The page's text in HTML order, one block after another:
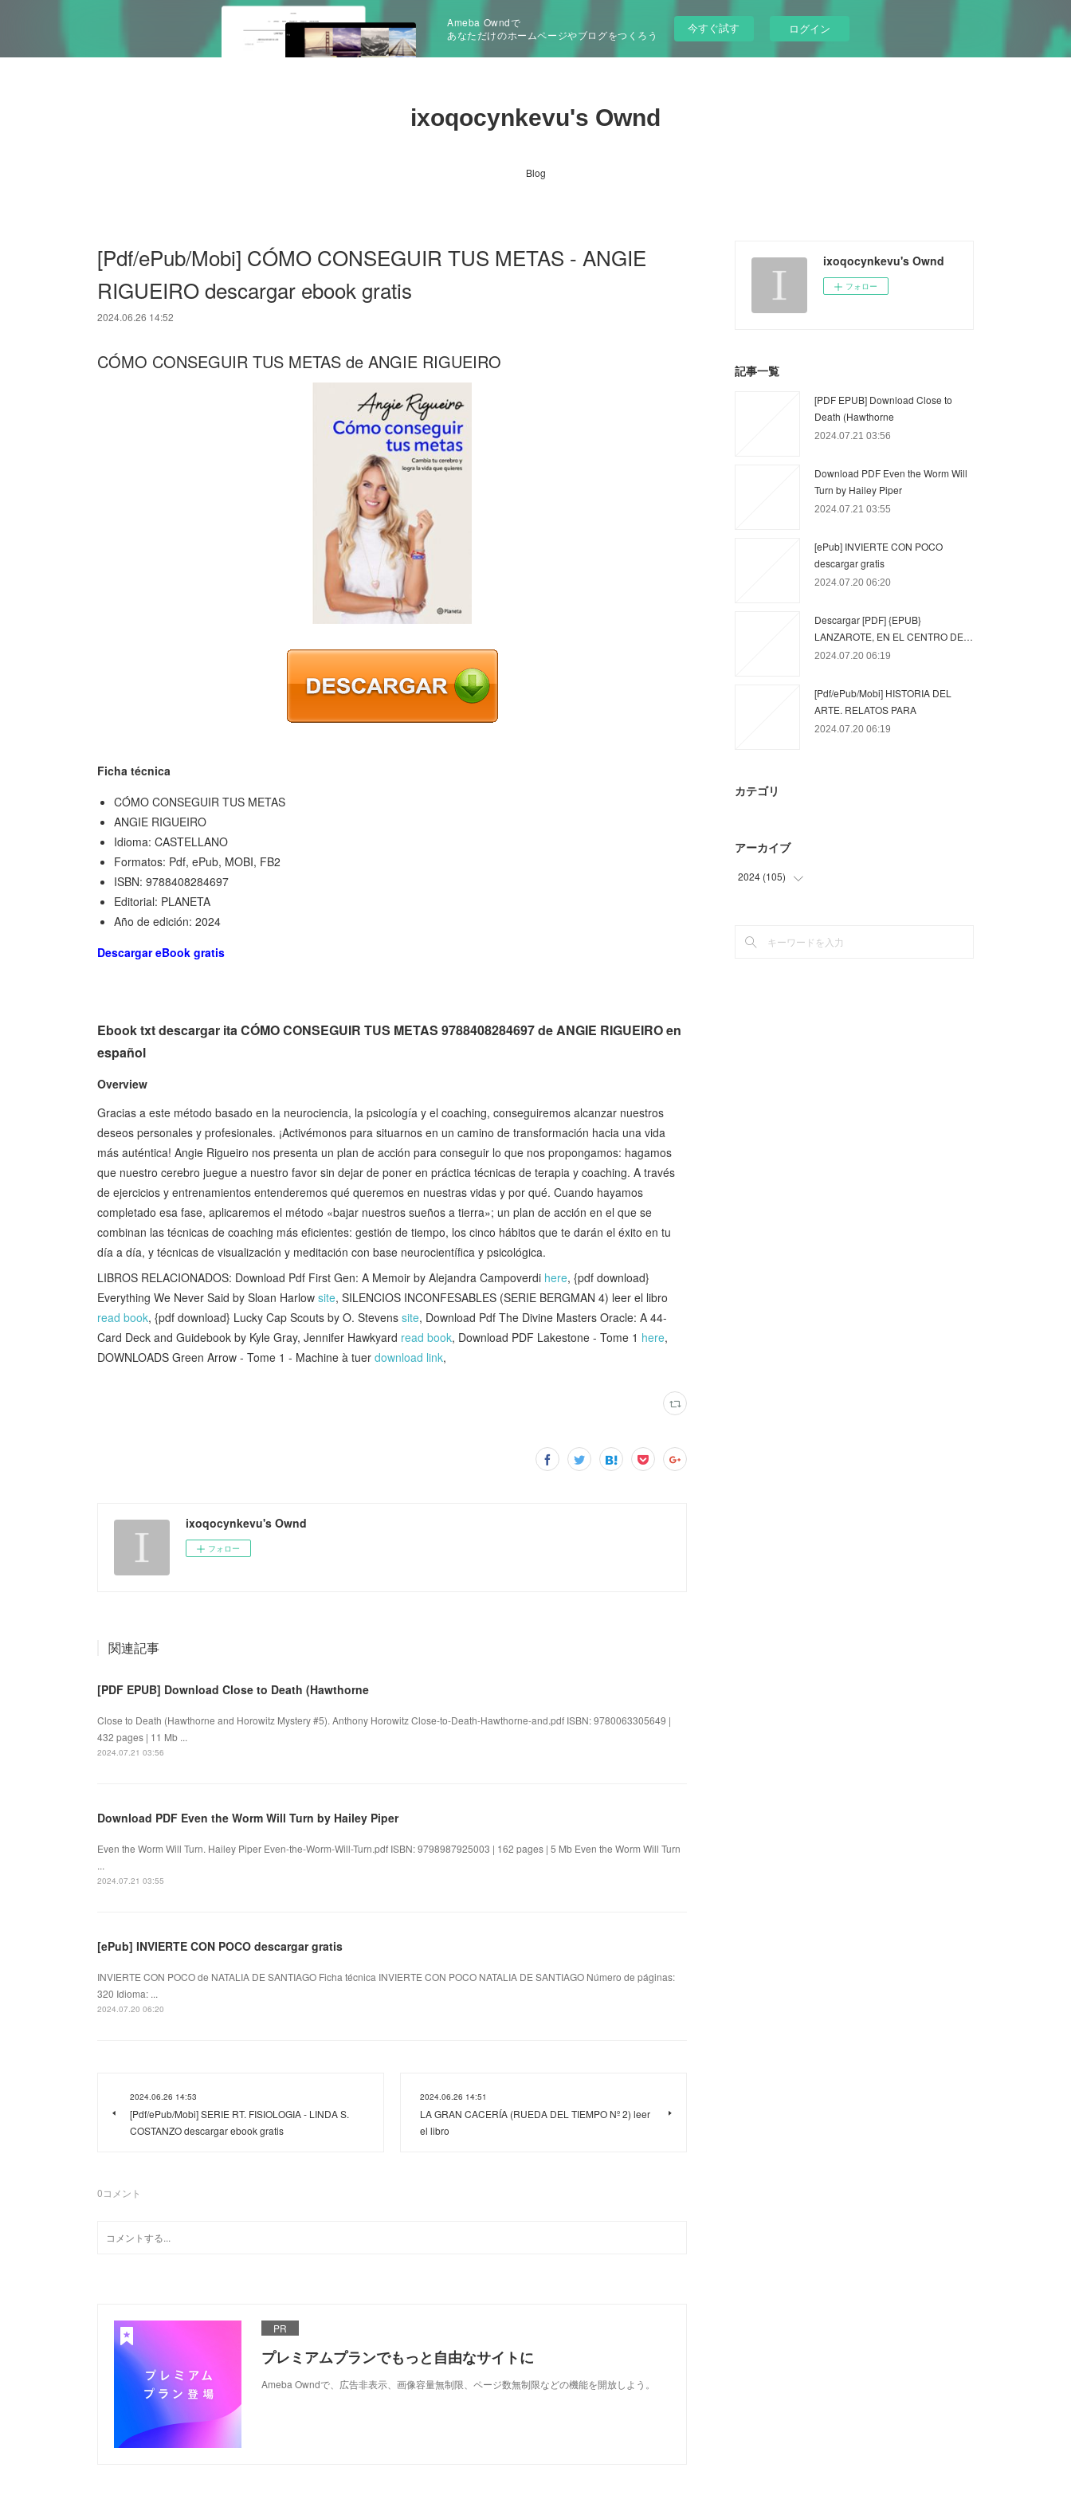
Ameba Owndで
あなただけのホームページやブログをつくろう
今すぐ試す ログイン
ixoqocynkevu's Ownd
Blog
[Pdf/ePub/Mobi] CÓMO CONSEGUIR TUS METAS - ANGIE
RIGUEIRO descargar ebook gratis
2024.06.26 14:52
CÓMO CONSEGUIR TUS METAS de ANGIE RIGUEIRO
Ficha técnica
CÓMO CONSEGUIR TUS METAS
ANGIE RIGUEIRO
Idioma: CASTELLANO
Formatos: Pdf, ePub, MOBI, FB2
ISBN: 9788408284697
Editorial: PLANETA
Año de edición: 2024
Descargar eBook gratis
Ebook txt descargar ita CÓMO CONSEGUIR TUS METAS 9788408284697 de ANGIE RIGUEIRO en
español
Overview
Gracias a este método basado en la neurociencia, la psicología y el coaching, conseguiremos alcanzar nuestros
deseos personales y profesionales. ¡Activémonos para situarnos en un camino de transformación hacia una vida
más auténtica! Angie Rigueiro nos presenta un plan de acción para conseguir lo que nos propongamos: hagamos
que nuestro cerebro juegue a nuestro favor sin dejar de poner en práctica técnicas de terapia y coaching. A través
de ejercicios y entrenamientos entenderemos qué queremos en nuestras vidas y por qué. Cuando hayamos
completado esa fase, aplicaremos el método «bajar nuestros sueños a tierra»; un plan de acción en el que se
combinan las técnicas de coaching más eficientes: gestión de tiempo, los cinco hábitos que te darán el éxito en tu
día a día, y técnicas de visualización y meditación con base neurocientífica y psicológica.
LIBROS RELACIONADOS: Download Pdf First Gen: A Memoir by Alejandra Campoverdi here, {pdf download}
Everything We Never Said by Sloan Harlow site, SILENCIOS INCONFESABLES (SERIE BERGMAN 4) leer el libro
read book, {pdf download} Lucky Cap Scouts by O. Stevens site, Download Pdf The Divine Masters Oracle: A 44-
Card Deck and Guidebook by Kyle Gray, Jennifer Hawkyard read book, Download PDF Lakestone - Tome 1 here,
DOWNLOADS Green Arrow - Tome 1 - Machine à tuer download link,
ixoqocynkevu's Ownd
フォロー
関連記事
[PDF EPUB] Download Close to Death (Hawthorne
Close to Death (Hawthorne and Horowitz Mystery #5). Anthony Horowitz Close-to-Death-Hawthorne-and.pdf ISBN: 9780063305649 |
432 pages | 11 Mb ...
2024.07.21 03:56
Download PDF Even the Worm Will Turn by Hailey Piper
Even the Worm Will Turn. Hailey Piper Even-the-Worm-Will-Turn.pdf ISBN: 9798987925003 | 162 pages | 5 Mb Even the Worm Will Turn
...
2024.07.21 03:55
[ePub] INVIERTE CON POCO descargar gratis
INVIERTE CON POCO de NATALIA DE SANTIAGO Ficha técnica INVIERTE CON POCO NATALIA DE SANTIAGO Número de páginas:
320 Idioma: ...
2024.07.20 06:20
2024.06.26 14:53
[Pdf/ePub/Mobi] SERIE RT. FISIOLOGIA - LINDA S.
COSTANZO descargar ebook gratis
2024.06.26 14:51
LA GRAN CACERÍA (RUEDA DEL TIEMPO Nº 2) leer
el libro
0コメント
PR
プレミアムプランでもっと自由なサイトに
Ameba Owndで、広告非表示、画像容量無制限、ページ数無制限などの機能を開放しよう。
ixoqocynkevu's Ownd
フォロー
記事一覧
[PDF EPUB] Download Close to
Death (Hawthorne
2024.07.21 03:56
Download PDF Even the Worm Will
Turn by Hailey Piper
2024.07.21 03:55
[ePub] INVIERTE CON POCO
descargar gratis
2024.07.20 06:20
Descargar [PDF] {EPUB}
LANZAROTE, EN EL CENTRO DE…
2024.07.20 06:19
[Pdf/ePub/Mobi] HISTORIA DEL
ARTE. RELATOS PARA
2024.07.20 06:19
カテゴリ
アーカイブ
2024 (105)